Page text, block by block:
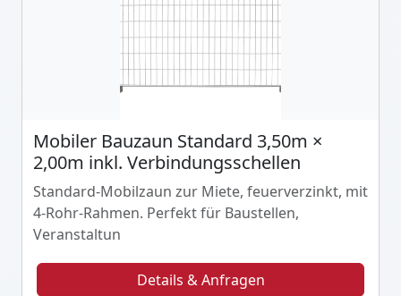
Mobiler Bauzaun Standard 3,50m ×
2,00m inkl. Verbindungsschellen
Standard-Mobilzaun zur Miete, feuerverzinkt, mit
4-Rohr-Rahmen. Perfekt für Baustellen,
Veranstaltun
Details & Anfragen